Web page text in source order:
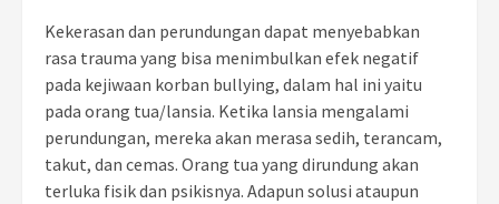
Kekerasan dan perundungan dapat menyebabkan
rasa trauma yang bisa menimbulkan efek negatif
pada kejiwaan korban bullying, dalam hal ini yaitu
pada orang tua/lansia. Ketika lansia mengalami
perundungan, mereka akan merasa sedih, terancam,
takut, dan cemas. Orang tua yang dirundung akan
terluka fisik dan psikisnya. Adapun solusi ataupun